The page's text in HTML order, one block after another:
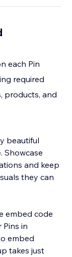
each Pin
required
products, and
beautiful
Showcase
and keep
they can
embed code
in
embed
takes just